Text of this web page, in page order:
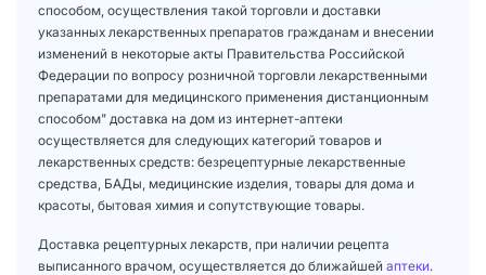
способом, осуществления такой торговли и доставки
указанных лекарственных препаратов гражданам и внесении
изменений в некоторые акты Правительства Российской
Федерации по вопросу розничной торговли лекарственными
препаратами для медицинского применения дистанционным
способом" доставка на дом из интернет-аптеки
осуществляется для следующих категорий товаров и
лекарственных средств: безрецептурные лекарственные
средства, БАДы, медицинские изделия, товары для дома и
красоты, бытовая химия и сопутствующие товары.
Доставка рецептурных лекарств, при наличии рецепта
выписанного врачом, осуществляется до ближайшей аптеки.